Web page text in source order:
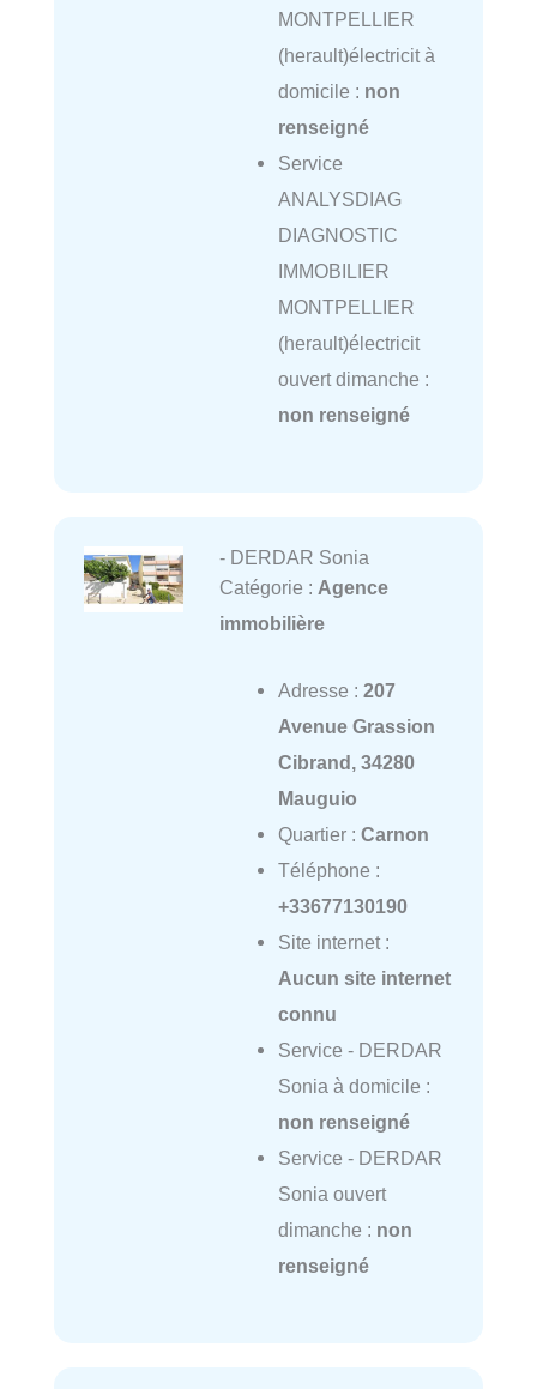
MONTPELLIER
(herault)électricit à
domicile : non
renseigné
Service
ANALYSDIAG
DIAGNOSTIC
IMMOBILIER
MONTPELLIER
(herault)électricit
ouvert dimanche :
non renseigné
- DERDAR Sonia
Catégorie : Agence
immobilière
Adresse : 207
Avenue Grassion
Cibrand, 34280
Mauguio
Quartier : Carnon
Téléphone :
+33677130190
Site internet :
Aucun site internet
connu
Service - DERDAR
Sonia à domicile :
non renseigné
Service - DERDAR
Sonia ouvert
dimanche : non
renseigné